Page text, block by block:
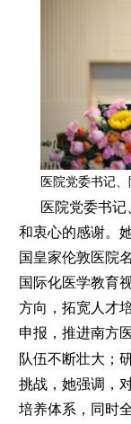
医院党委书记
医院党委书
和衷心的感谢。
国皇家伦敦医院
国际化医学教育
方向，拓宽人才
申报，推进南方
队伍不断壮大；
挑战，她强调，
培养体系，同时